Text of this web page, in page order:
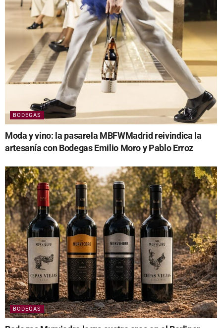
BODEGAS
Moda y vino: la pasarela MBFWMadrid reivindica la
artesanía con Bodegas Emilio Moro y Pablo Erroz
BODEGAS